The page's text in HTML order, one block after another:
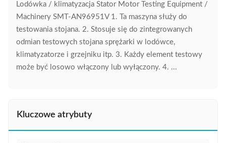
Lodówka / klimatyzacja Stator Motor Testing Equipment /
Machinery SMT-AN96951V 1. Ta maszyna służy do
testowania stojana. 2. Stosuje się do zintegrowanych
odmian testowych stojana sprężarki w lodówce,
klimatyzatorze i grzejniku itp. 3. Każdy element testowy
może być losowo włączony lub wyłączony. 4. ...
Kluczowe atrybuty